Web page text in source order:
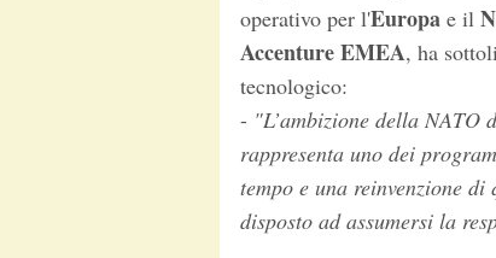
operativo per l'Europa e il
Accenture EMEA, ha
tecnologico:
- "L’ambizione della NATO
rappresenta uno dei
tempo e una reinvenzione
disposto ad assumersi la